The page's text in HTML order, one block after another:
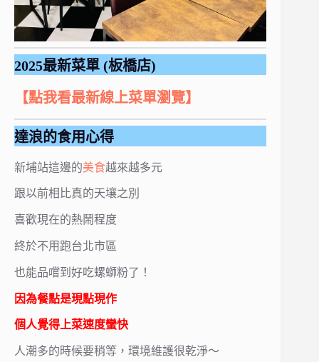
2025最新菜單 (板橋店)
【點我看最新線上菜單瀏覽】
達浪的食用心得
新埔站這邊的美食越來越多元
跟以前相比真的天壤之別
喜歡現在的熱鬧程度
終於不用跑台北市區
也能品嚐到好吃螺螄粉了！
因為餐點是現點現作
個人覺得上菜速度蠻快
人潮多的時候要稍等，環境維護很乾淨～